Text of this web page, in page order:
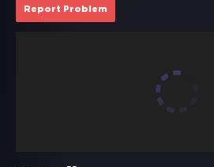
Report Problem